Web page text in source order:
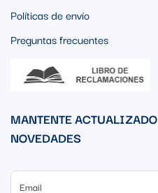
Políticas de envío
Preguntas frecuentes
MANTENTE
NOVEDADES